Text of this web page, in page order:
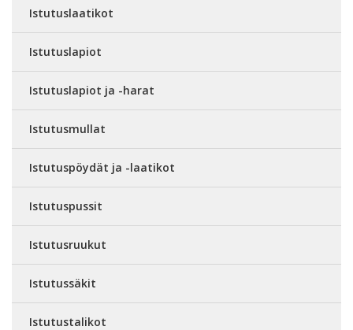
Istutuslaatikot
Istutuslapiot
Istutuslapiot ja -harat
Istutusmullat
Istutuspöydät ja -laatikot
Istutuspussit
Istutusruukut
Istutussäkit
Istutustalikot